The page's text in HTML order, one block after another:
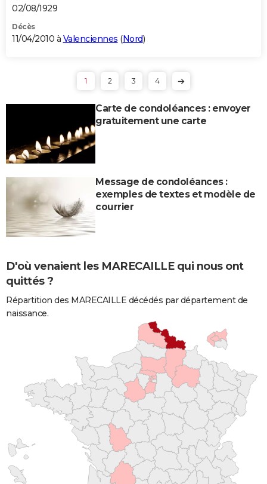
02/08/1929
Décès
11/04/2010 à Valenciennes (Nord)
1 2 3 4
Carte de condoléances : envoyer
gratuitement une carte
Message de condoléances :
exemples de textes et modèle de
courrier
D'où venaient les MARECAILLE qui nous ont
quittés ?
Répartition des MARECAILLE décédés par département de
naissance.